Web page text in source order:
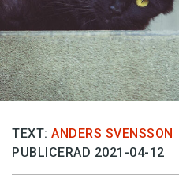
TEXT: ANDERS SVENSSON
PUBLICERAD 2021-04-12